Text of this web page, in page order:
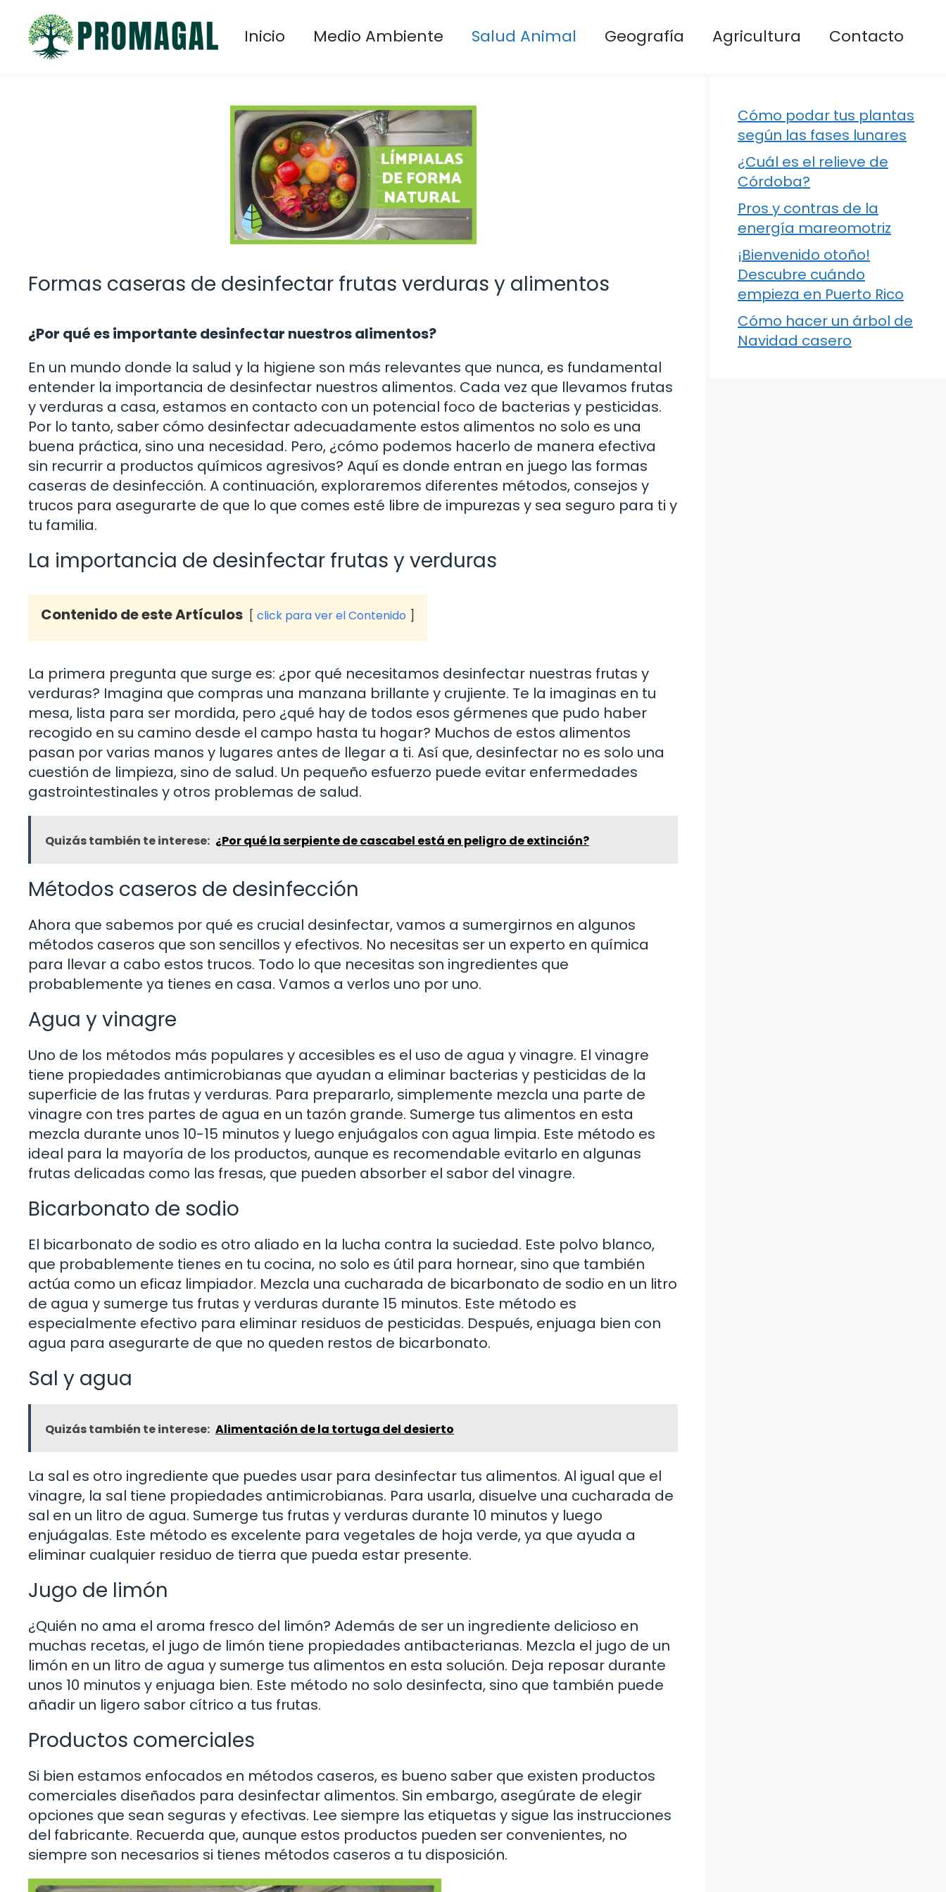
contenido
Inicio Medio Ambiente Salud Animal Geografía Agricultura Contacto
Formas caseras de desinfectar frutas verduras y alimentos
¿Por qué es importante desinfectar nuestros alimentos?
En un mundo donde la salud y la higiene son más relevantes que nunca, es fundamental
entender la importancia de desinfectar nuestros alimentos. Cada vez que llevamos frutas
y verduras a casa, estamos en contacto con un potencial foco de bacterias y pesticidas.
Por lo tanto, saber cómo desinfectar adecuadamente estos alimentos no solo es una
buena práctica, sino una necesidad. Pero, ¿cómo podemos hacerlo de manera efectiva
sin recurrir a productos químicos agresivos? Aquí es donde entran en juego las formas
caseras de desinfección. A continuación, exploraremos diferentes métodos, consejos y
trucos para asegurarte de que lo que comes esté libre de impurezas y sea seguro para ti y
tu familia.
La importancia de desinfectar frutas y verduras
Contenido de este Artículos click para ver el Contenido
La primera pregunta que surge es: ¿por qué necesitamos desinfectar nuestras frutas y
verduras? Imagina que compras una manzana brillante y crujiente. Te la imaginas en tu
mesa, lista para ser mordida, pero ¿qué hay de todos esos gérmenes que pudo haber
recogido en su camino desde el campo hasta tu hogar? Muchos de estos alimentos
pasan por varias manos y lugares antes de llegar a ti. Así que, desinfectar no es solo una
cuestión de limpieza, sino de salud. Un pequeño esfuerzo puede evitar enfermedades
gastrointestinales y otros problemas de salud.
Quizás también te interese: ¿Por qué la serpiente de cascabel está en peligro de extinción?
Métodos caseros de desinfección
Ahora que sabemos por qué es crucial desinfectar, vamos a sumergirnos en algunos
métodos caseros que son sencillos y efectivos. No necesitas ser un experto en química
para llevar a cabo estos trucos. Todo lo que necesitas son ingredientes que
probablemente ya tienes en casa. Vamos a verlos uno por uno.
Agua y vinagre
Uno de los métodos más populares y accesibles es el uso de agua y vinagre. El vinagre
tiene propiedades antimicrobianas que ayudan a eliminar bacterias y pesticidas de la
superficie de las frutas y verduras. Para prepararlo, simplemente mezcla una parte de
vinagre con tres partes de agua en un tazón grande. Sumerge tus alimentos en esta
mezcla durante unos 10-15 minutos y luego enjuágalos con agua limpia. Este método es
ideal para la mayoría de los productos, aunque es recomendable evitarlo en algunas
frutas delicadas como las fresas, que pueden absorber el sabor del vinagre.
Bicarbonato de sodio
El bicarbonato de sodio es otro aliado en la lucha contra la suciedad. Este polvo blanco,
que probablemente tienes en tu cocina, no solo es útil para hornear, sino que también
actúa como un eficaz limpiador. Mezcla una cucharada de bicarbonato de sodio en un litro
de agua y sumerge tus frutas y verduras durante 15 minutos. Este método es
especialmente efectivo para eliminar residuos de pesticidas. Después, enjuaga bien con
agua para asegurarte de que no queden restos de bicarbonato.
Sal y agua
Quizás también te interese: Alimentación de la tortuga del desierto
La sal es otro ingrediente que puedes usar para desinfectar tus alimentos. Al igual que el
vinagre, la sal tiene propiedades antimicrobianas. Para usarla, disuelve una cucharada de
sal en un litro de agua. Sumerge tus frutas y verduras durante 10 minutos y luego
enjuágalas. Este método es excelente para vegetales de hoja verde, ya que ayuda a
eliminar cualquier residuo de tierra que pueda estar presente.
Jugo de limón
¿Quién no ama el aroma fresco del limón? Además de ser un ingrediente delicioso en
muchas recetas, el jugo de limón tiene propiedades antibacterianas. Mezcla el jugo de un
limón en un litro de agua y sumerge tus alimentos en esta solución. Deja reposar durante
unos 10 minutos y enjuaga bien. Este método no solo desinfecta, sino que también puede
añadir un ligero sabor cítrico a tus frutas.
Productos comerciales
Si bien estamos enfocados en métodos caseros, es bueno saber que existen productos
comerciales diseñados para desinfectar alimentos. Sin embargo, asegúrate de elegir
opciones que sean seguras y efectivas. Lee siempre las etiquetas y sigue las instrucciones
del fabricante. Recuerda que, aunque estos productos pueden ser convenientes, no
siempre son necesarios si tienes métodos caseros a tu disposición.
Cómo podar tus plantas
según las fases lunares
¿Cuál es el relieve de
Córdoba?
Pros y contras de la
energía mareomotriz
¡Bienvenido otoño!
Descubre cuándo
empieza en Puerto Rico
Cómo hacer un árbol de
Navidad casero